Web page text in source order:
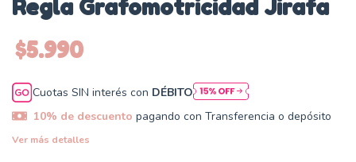
Regla Grafomotricidad Jirafa
$5.990
Cuotas SIN interés con DÉBITO
10% de descuento pagando con Transferencia o depósito
Ver más detalles